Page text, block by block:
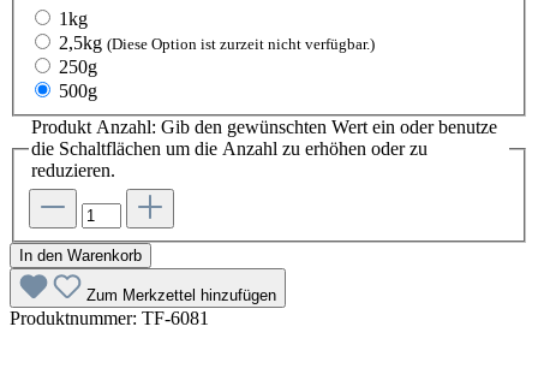
1kg
2,5kg (Diese Option ist zurzeit nicht verfügbar.)
250g
500g
Produkt Anzahl: Gib den gewünschten Wert ein oder benutze
die Schaltflächen um die Anzahl zu erhöhen oder zu
reduzieren.
In den Warenkorb
Zum Merkzettel hinzufügen
Produktnummer: TF-6081